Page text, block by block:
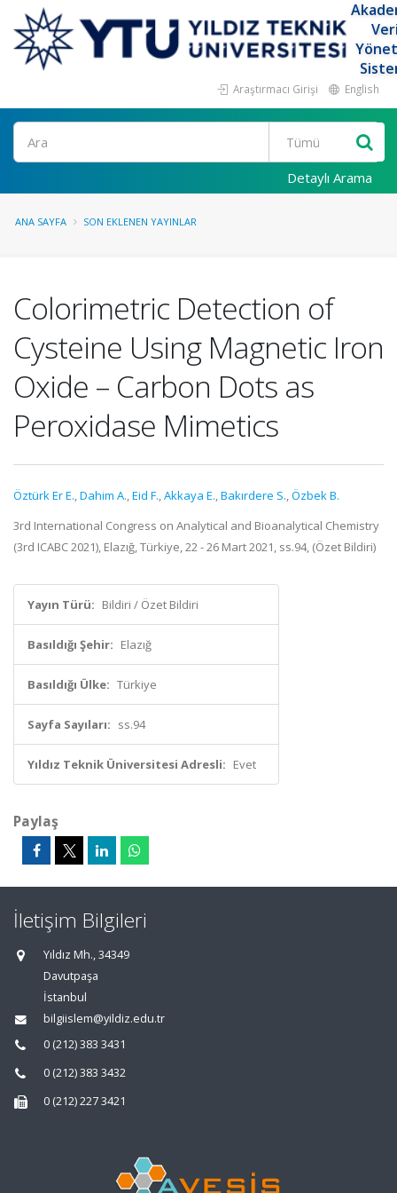
Araştırmacı Girişi English
Ara
Detaylı Arama
ANA SAYFA SON EKLENEN YAYINLAR
Colorimetric Detection of
Cysteine Using Magnetic Iron
Oxide – Carbon Dots as
Peroxidase Mimetics
Öztürk Er E.,Dahim A.,Eid F.,Akkaya E.,Bakırdere S.,Özbek B.
3rd International Congress on Analytical and Bioanalytical Chemistry
(3rd ICABC 2021), Elazığ, Türkiye, 22 - 26 Mart 2021, ss.94, (Özet Bildiri)
Yayın Türü: Bildiri / Özet Bildiri
Basıldığı Şehir: Elazığ
Basıldığı Ülke: Türkiye
Sayfa Sayıları: ss.94
Yıldız Teknik Üniversitesi Adresli: Evet
Paylaş
İletişim Bilgileri
Yıldız Mh., 34349
Davutpaşa
İstanbul
bilgiislem@yildiz.edu.tr
0 (212) 383 3431
0 (212) 383 3432
0 (212) 227 3421